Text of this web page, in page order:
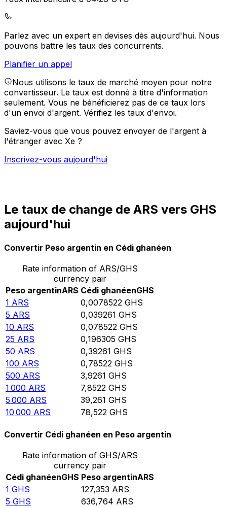
Parlez avec un expert en devises dès aujourd'hui. Nous
pouvons battre les taux des concurrents.
Planifier un appel
Nous utilisons le taux de marché moyen pour notre
convertisseur. Le taux est donné à titre d'information
seulement. Vous ne bénéficierez pas de ce taux lors
d'un envoi d'argent. Vérifiez les taux d'envoi.
Saviez-vous que vous pouvez envoyer de l'argent à
l'étranger avec Xe ?
Inscrivez-vous aujourd'hui
Le taux de change de ARS vers GHS
aujourd'hui
Convertir Peso argentin en Cédi ghanéen
Rate information of ARS/GHS
currency pair
Peso argentinARS Cédi ghanéenGHS
1 ARS 0,0078522 GHS
5 ARS 0,039261 GHS
10 ARS 0,078522 GHS
25 ARS 0,196305 GHS
50 ARS 0,39261 GHS
100 ARS 0,78522 GHS
500 ARS 3,9261 GHS
1 000 ARS 7,8522 GHS
5 000 ARS 39,261 GHS
10 000 ARS 78,522 GHS
Convertir Cédi ghanéen en Peso argentin
Rate information of GHS/ARS
currency pair
Cédi ghanéenGHS Peso argentinARS
1 GHS 127,353 ARS
5 GHS 636,764 ARS